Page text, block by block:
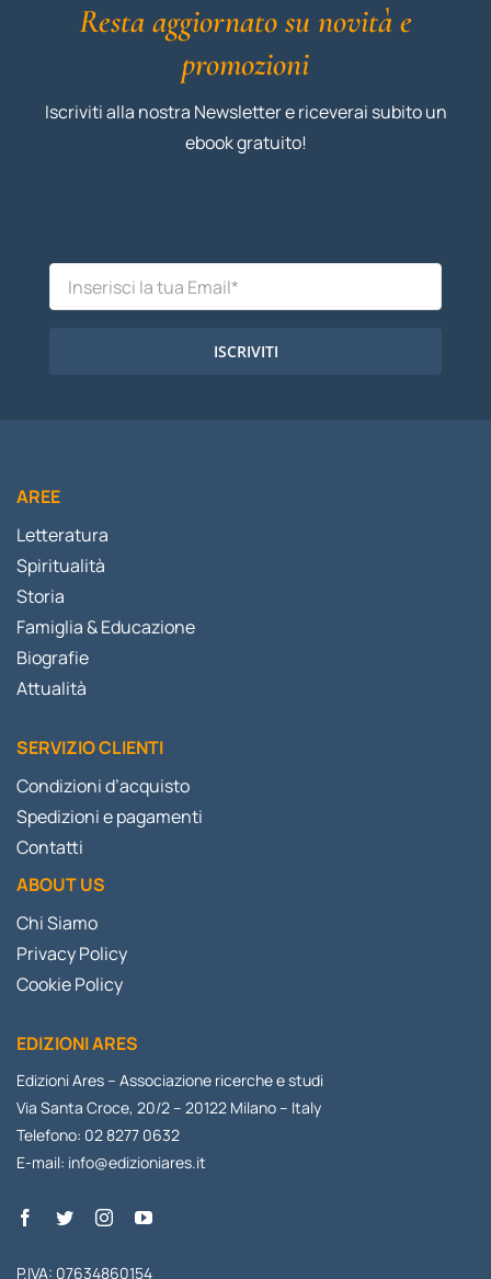
Resta aggiornato su novità e
promozioni
Iscriviti alla nostra Newsletter e riceverai subito un
ebook gratuito!
ISCRIVITI
AREE
Letteratura
Spiritualità
Storia
Famiglia & Educazione
Biografie
Attualità
SERVIZIO CLIENTI
Condizioni d’acquisto
Spedizioni e pagamenti
Contatti
ABOUT US
Chi Siamo
Privacy Policy
Cookie Policy
EDIZIONI ARES
Edizioni Ares – Associazione ricerche e studi
Via Santa Croce, 20/2 – 20122 Milano – Italy
Telefono: 02 8277 0632
E-mail: info@edizioniares.it
P.IVA: 07634860154